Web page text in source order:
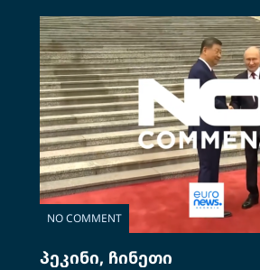
NO COMMENT
პეკინი, ჩინეთი